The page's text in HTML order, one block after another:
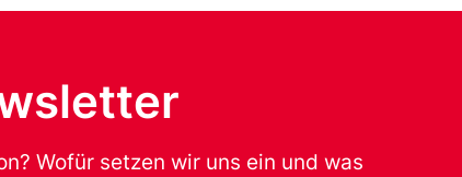
Wofür setzen wir uns ein und was